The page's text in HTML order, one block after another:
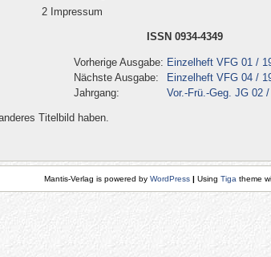
2
Impressum
ISSN 0934-4349
Vorherige Ausgabe: Einzelheft VFG 01 /
Nächste Ausgabe:
Einzelheft VFG 04 /
Jahrgang:
Vor.-Frü.-Geg. JG 02
Titelbild haben.
Mantis-Verlag is powered by WordPress | Using Tiga theme